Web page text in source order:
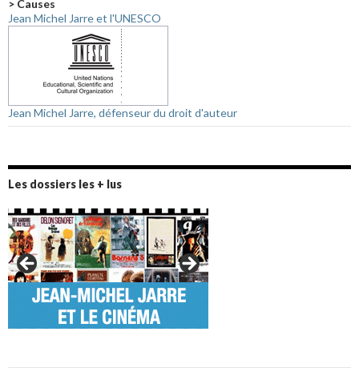
> Causes
Jean Michel Jarre et l'UNESCO
Jean Michel Jarre, défenseur du droit d'auteur
Les dossiers les + lus